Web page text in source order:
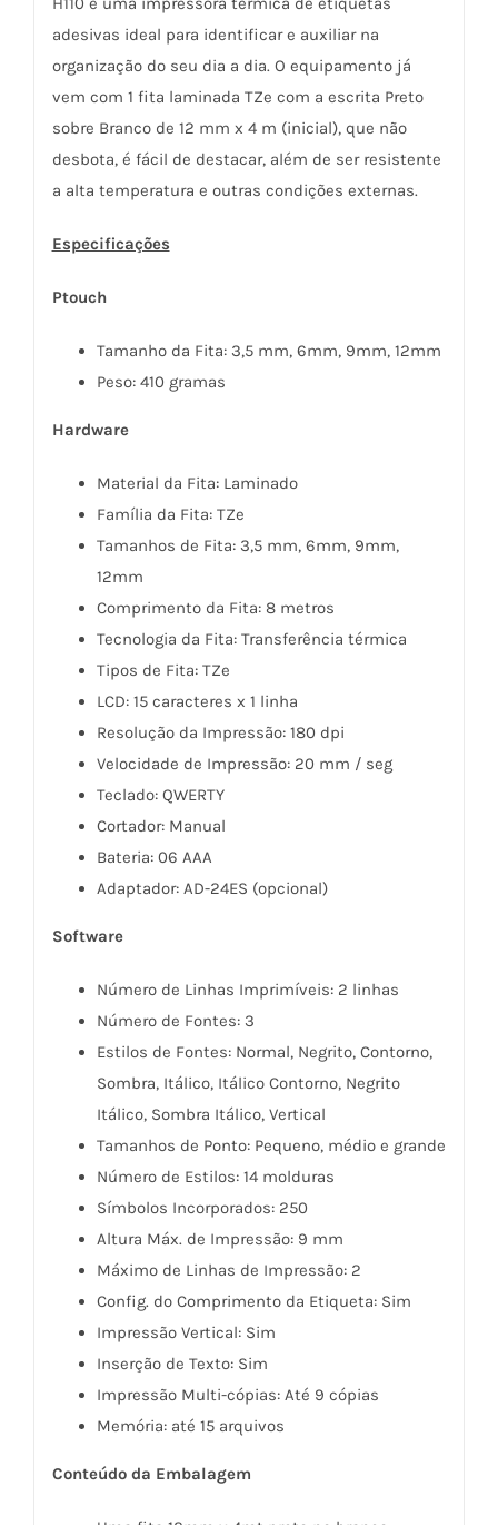
adesivas ideal para identificar e auxiliar na
organização do seu dia a dia. O equipamento já
vem com 1 fita laminada TZe com a escrita Preto
sobre Branco de 12 mm x 4 m (inicial), que não
desbota, é fácil de destacar, além de ser resistente
a alta temperatura e outras condições externas.
Especificações
Ptouch
Tamanho da Fita: 3,5 mm, 6mm, 9mm, 12mm
Peso: 410 gramas
Hardware
Material da Fita: Laminado
Família da Fita: TZe
Tamanhos de Fita: 3,5 mm, 6mm, 9mm,
12mm
Comprimento da Fita: 8 metros
Tecnologia da Fita: Transferência térmica
Tipos de Fita: TZe
LCD: 15 caracteres x 1 linha
Resolução da Impressão: 180 dpi
Velocidade de Impressão: 20 mm / seg
Teclado: QWERTY
Cortador: Manual
Bateria: 06 AAA
Adaptador: AD-24ES (opcional)
Software
Número de Linhas Imprimíveis: 2 linhas
Número de Fontes: 3
Estilos de Fontes: Normal, Negrito, Contorno,
Sombra, Itálico, Itálico Contorno, Negrito
Itálico, Sombra Itálico, Vertical
Tamanhos de Ponto: Pequeno, médio e grande
Número de Estilos: 14 molduras
Símbolos Incorporados: 250
Altura Máx. de Impressão: 9 mm
Máximo de Linhas de Impressão: 2
Config. do Comprimento da Etiqueta: Sim
Impressão Vertical: Sim
Inserção de Texto: Sim
Impressão Multi-cópias: Até 9 cópias
Memória: até 15 arquivos
Conteúdo da Embalagem